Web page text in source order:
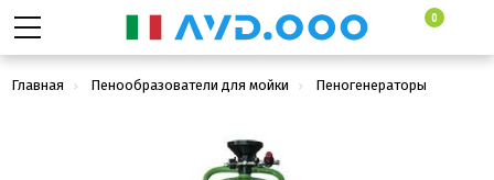
0
Главная Пенообразователи для мойки Пеногенераторы